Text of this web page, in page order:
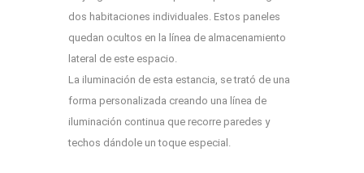
dos habitaciones individuales. Estos paneles
quedan ocultos en la línea de almacenamiento
lateral de este espacio.
La iluminación de esta estancia, se trató de una
forma personalizada creando una línea de
iluminación continua que recorre paredes y
techos dándole un toque especial.